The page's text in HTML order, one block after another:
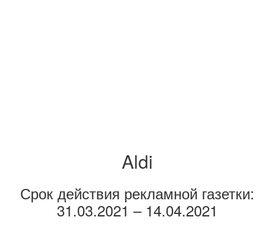
Aldi
Срок действия рекламной газетки:
31.03.2021 – 14.04.2021